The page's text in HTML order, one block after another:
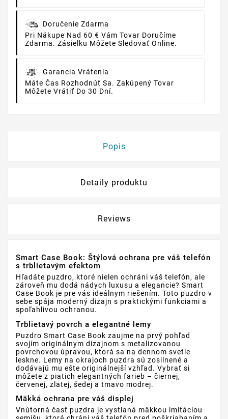
Doručenie Zdarma
Pri Nákupe Nad 60 € Vám Tovar Doručíme
Zdarma. Zásielku Môžete Sledovať Online.
Garancia Vrátenia
Máte Čas Rozhodnúť Sa. Zakúpený Tovar
Môžete Vrátiť Do 30 Dní.
Popis
Detaily produktu
Reviews
Smart Case Book: Štýlová ochrana pre váš telefón
s trblietavým efektom
Hľadáte puzdro, ktoré nielen ochráni váš telefón, ale
zároveň mu dodá nádych luxusu a elegancie? Smart
Case Book je pre vás ideálnym riešením. Toto puzdro v
sebe spája moderný dizajn s praktickými funkciami a
spoľahlivou ochranou.
Trblietavý povrch a elegantné lemy
Puzdro Smart Case Book zaujme na prvý pohľad
svojím originálnym dizajnom s metalizovanou
povrchovou úpravou, ktorá sa na dennom svetle
leskne. Lemy na okrajoch puzdra sú zosilnené a
dodávajú mu ešte originálnejší vzhľad. Vybrať si
môžete z piatich elegantných farieb – čiernej,
červenej, zlatej, šedej a tmavo modrej.
Mäkká ochrana pre váš displej
Vnútorná časť puzdra je vystlaná mäkkou imitáciou